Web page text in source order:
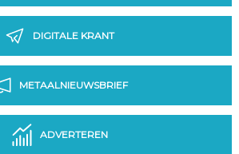
DIGITALE KRANT
METAALNIEUWSBRIEF
ADVERTEREN